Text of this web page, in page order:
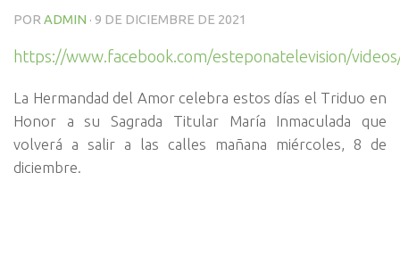
POR ADMIN · 9 DE DICIEMBRE DE 2021
https://www.facebook.com/esteponatelevision/
La Hermandad del Amor celebra estos días el Triduo en
Honor a su Sagrada Titular María Inmaculada que
volverá a salir a las calles mañana miércoles, 8 de
diciembre.